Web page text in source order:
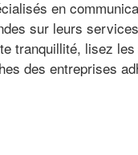
en
sur leurs
tranquillité, lisez
des entreprises